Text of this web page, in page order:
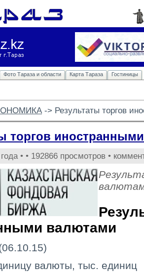
Фото Тараза и области Карта Тараза Гостиницы
-> Результаты торгов
торгов
• • 192866 просмотров •
валютами
валюты, тыс. единиц